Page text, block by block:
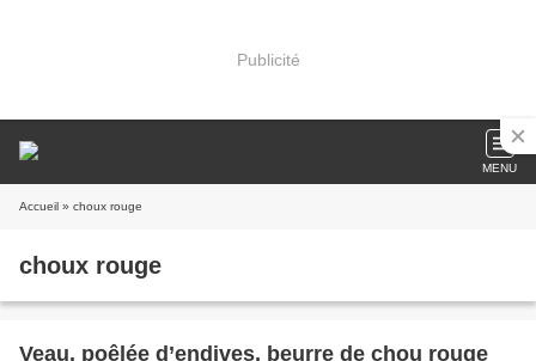
Publicité
MENU
Accueil » choux rouge
choux rouge
Veau, poêlée d’endives, beurre de chou rouge